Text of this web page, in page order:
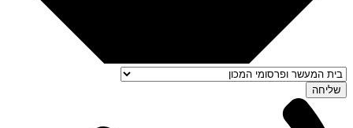
שליחה